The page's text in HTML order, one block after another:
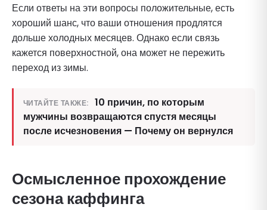
Если ответы на эти вопросы положительные, есть
хороший шанс, что ваши отношения продлятся
дольше холодных месяцев. Однако если связь
кажется поверхностной, она может не пережить
переход из зимы.
ЧИТАЙТЕ ТАКЖЕ:
10 причин, по которым
мужчины возвращаются спустя месяцы
после исчезновения — Почему он вернулся
Осмысленное прохождение
сезона каффинга